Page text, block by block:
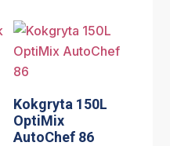
Kokgryta 150L
OptiMix
AutoChef 86